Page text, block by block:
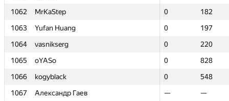
1062
MrKaStep 0
182
1063
Yufan Huang 0
197
1064
vasnikserg 0
220
1065
oYASo 0
828
1066
kogyblack 0
548
1067
Александр Гаев —
—
1062
MrKaStep 0
182
1063
Yufan Huang 0
197
1064
vasnikserg 0
220
1065
oYASo 0
828
1066
kogyblack 0
548
1067
Александр Гаев —
—